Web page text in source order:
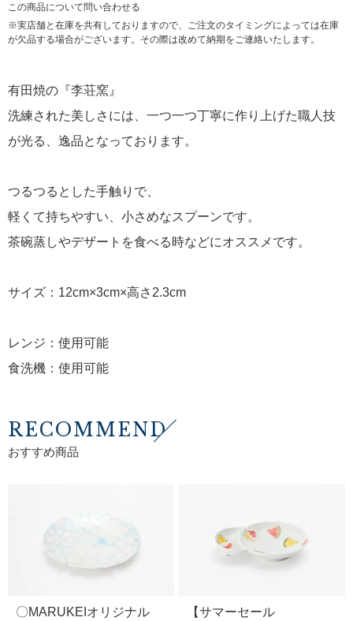
この商品について問い合わせる
※実店舗と在庫を共有しておりますので、ご注文のタイミングによっては在庫
が欠品する場合がございます。その際は改めて納期をご連絡いたします。
有田焼の『李荘窯』
洗練された美しさには、一つ一つ丁寧に作り上げた職人技
が光る、逸品となっております。
つるつるとした手触りで、
軽くて持ちやすい、小さめなスプーンです。
茶碗蒸しやデザートを食べる時などにオススメです。
サイズ：12cm×3cm×高さ2.3cm
レンジ：使用可能
食洗機：使用可能
RECOMMEND
おすすめ商品
〇MARUKEIオリジナル
【サマーセール